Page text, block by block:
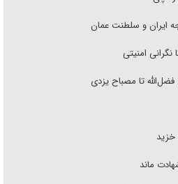
ایران و سلطنت عمان
نگرانی امنیتی
تا مصباح یزدی
خزید
ماند